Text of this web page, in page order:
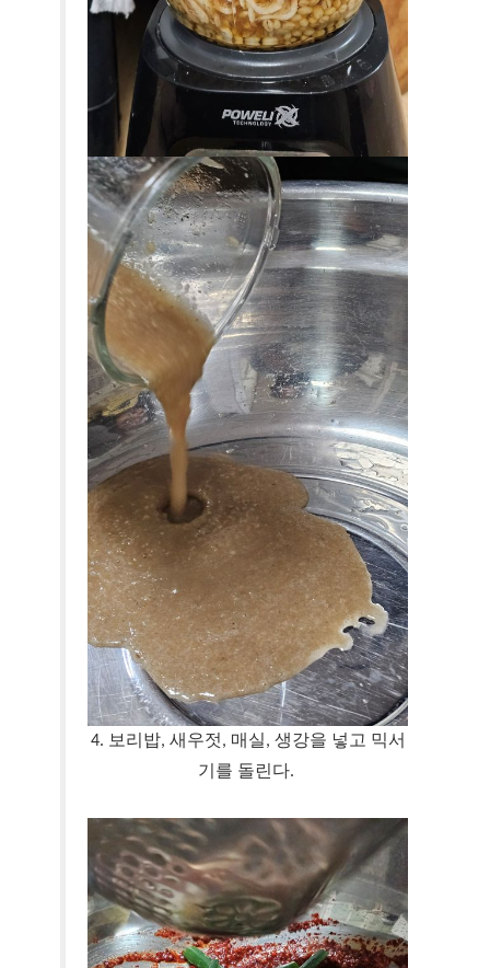
4. 보리밥, 새우젓, 매실, 생강을 넣고 믹서
기를 돌린다.